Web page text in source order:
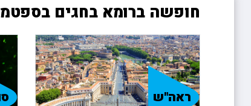
חופשה ברומא בחגים
ראה"ש